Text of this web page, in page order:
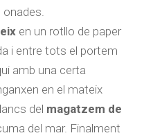
onades.
en un rotllo de paper
i entre tots el portem
amb una certa
en el mateix
del magatzem de
del mar. Finalment